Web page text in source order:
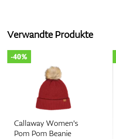
Verwandte Produkte
Callaway Women's
Pom Pom Beanie
-40%